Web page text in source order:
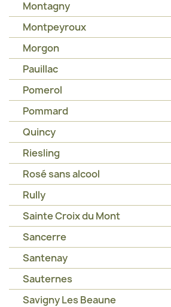
Montagny
Montpeyroux
Morgon
Pauillac
Pomerol
Pommard
Quincy
Riesling
Rosé sans alcool
Rully
Sainte Croix du Mont
Sancerre
Santenay
Sauternes
Savigny Les Beaune